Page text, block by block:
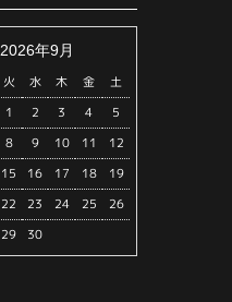
2026年9月
火 水 木 金
土
1
2 3 4
5
8 9 10 11
12
15 16 17 18
19
22 23 24 25
26
29 30